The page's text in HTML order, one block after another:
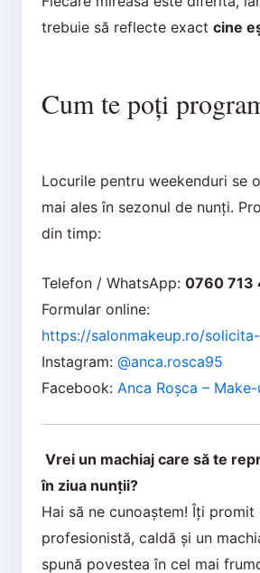
trebuie să reflecte exact cine
Cum te poți
Locurile pentru weekenduri se
mai ales în sezonul de nunți.
din timp:
Telefon / WhatsApp: 0760 713
Formular online:
https://salonmakeup.ro/
Instagram: @anca.rosca95
Facebook: Anca Roșca –
Vrei un machiaj care să te
în ziua nunții?
Hai să ne cunoaștem! Îți promit
profesionistă, caldă și un
spună povestea în cel mai